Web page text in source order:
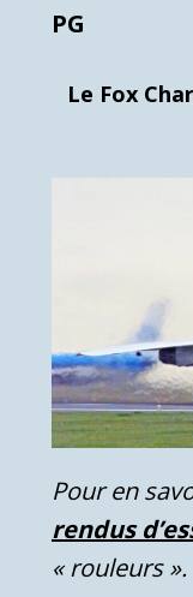
PG
Le Fox
Pour en
rendus
« rouleurs ».